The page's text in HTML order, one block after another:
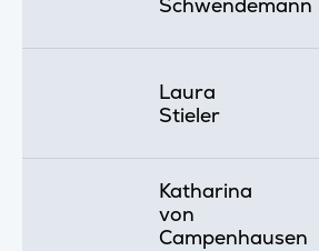
Laura
Stieler
Katharina
von
Campenhausen